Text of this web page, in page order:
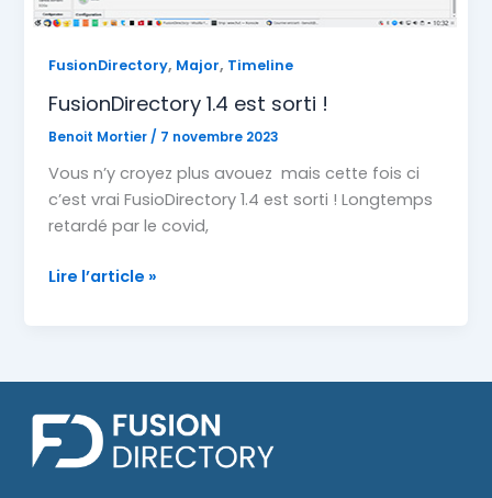
FusionDirectory, Major, Timeline
FusionDirectory 1.4 est sorti !
Benoit Mortier / 7 novembre 2023
Vous n’y croyez plus avouez mais cette fois ci
c’est vrai FusioDirectory 1.4 est sorti ! Longtemps
retardé par le covid,
FusionDirectory
!
Lire l’article »